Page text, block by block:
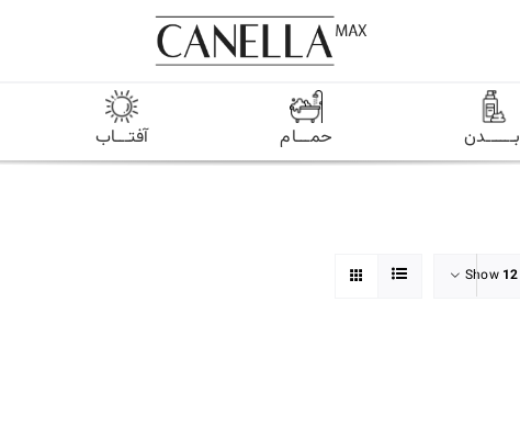
بــــــدن حمـــام آفتـــاب
Show